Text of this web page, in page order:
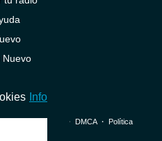
Nuevo
los derechos. ・ DMCA・ Política
Info